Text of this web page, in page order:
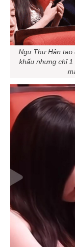
Ngu Thư Hân tạo
khấu nhưng chỉ